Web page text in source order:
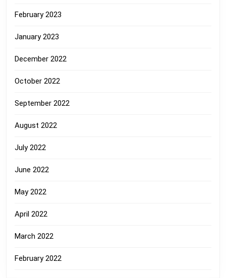
February 2023
January 2023
December 2022
October 2022
September 2022
August 2022
July 2022
June 2022
May 2022
April 2022
March 2022
February 2022